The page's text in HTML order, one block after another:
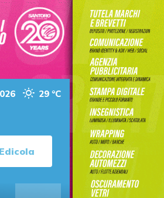
29 °C
Edicola